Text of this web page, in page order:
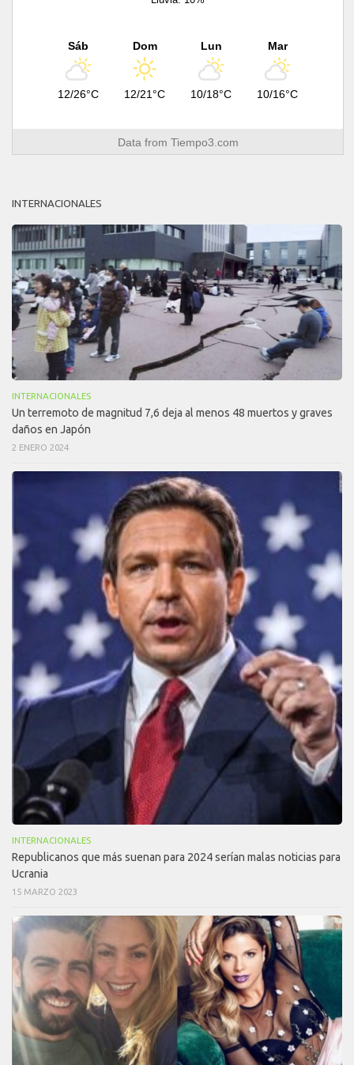
Sáb
12/26°C
Dom
12/21°C
Lun
10/18°C
Mar
10/16°C
Data from Tiempo3.com
INTERNACIONALES
INTERNACIONALES
Un terremoto de magnitud 7,6 deja al menos 48 muertos y graves
daños en Japón
2 ENERO 2024
INTERNACIONALES
Republicanos que más suenan para 2024 serían malas noticias para
Ucrania
15 MARZO 2023